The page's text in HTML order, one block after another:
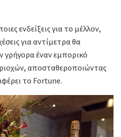
ενδείξεις για το μέλλον,
για αντίμετρα θα
έναν εμπορικό
αποσταθεροποιώντας
το Fortune.